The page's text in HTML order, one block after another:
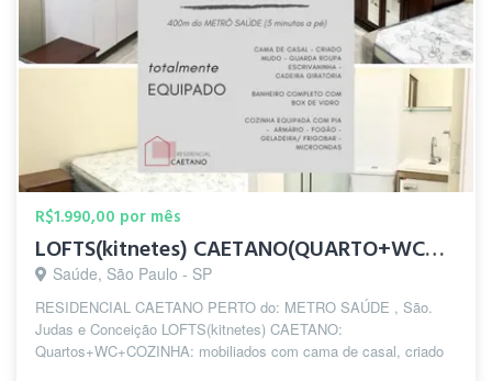
R$1.990,00 por mês
LOFTS(kitnetes) CAETANO(QUARTO+WC+COZINHA) PERTO do: METRO
Saúde, São Paulo - SP
RESIDENCIAL CAETANO PERTO do: METRO SAÚDE , São.
Judas e Conceição LOFTS(kitnetes) CAETANO:
Quartos+WC+COZINHA: mobiliados com cama de casal, criado